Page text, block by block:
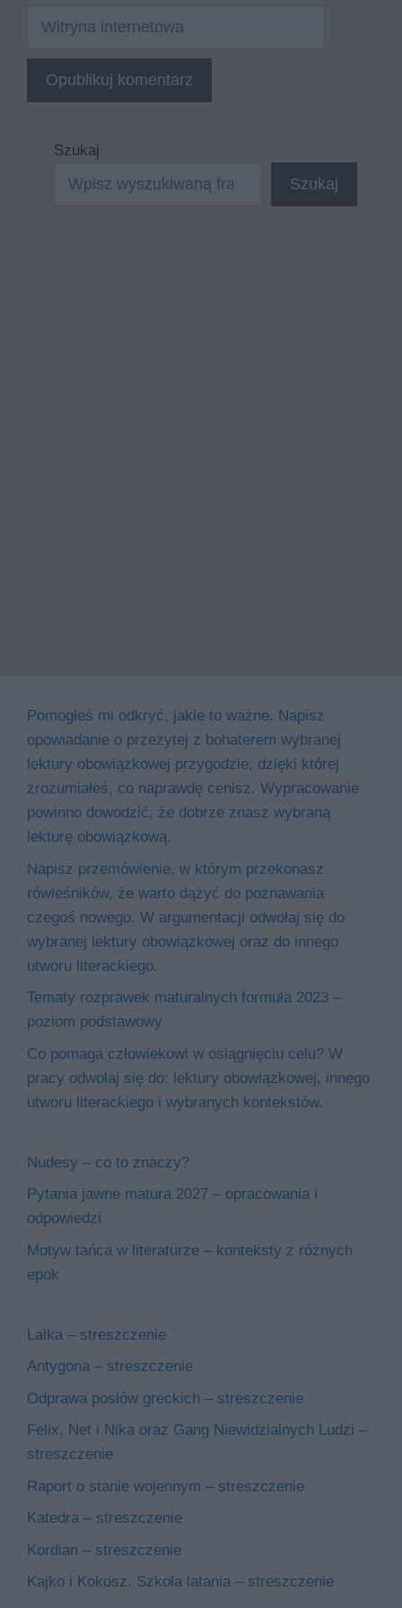
Witryna
Szukaj
Szukaj
Pomogłeś mi odkryć, jakie to ważne. Napisz
opowiadanie o przeżytej z bohaterem wybranej
lektury obowiązkowej przygodzie, dzięki której
zrozumiałeś, co naprawdę cenisz. Wypracowanie
powinno dowodzić, że dobrze znasz wybraną
lekturę obowiązkową.
Napisz przemówienie, w którym przekonasz
rówieśników, że warto dążyć do poznawania
czegoś nowego. W argumentacji odwołaj się do
wybranej lektury obowiązkowej oraz do innego
utworu literackiego.
Tematy rozprawek maturalnych formuła 2023 –
poziom podstawowy
Co pomaga człowiekowi w osiągnięciu celu? W
pracy odwołaj się do: lektury obowiązkowej, innego
utworu literackiego i wybranych kontekstów.
Nudesy – co to znaczy?
Pytania jawne matura 2027 – opracowania i
odpowiedzi
Motyw tańca w literaturze – konteksty z różnych
epok
Lalka – streszczenie
Antygona – streszczenie
Odprawa posłów greckich – streszczenie
Felix, Net i Nika oraz Gang Niewidzialnych Ludzi –
streszczenie
Raport o stanie wojennym – streszczenie
Katedra – streszczenie
Kordian – streszczenie
Kajko i Kokosz. Szkoła latania – streszczenie